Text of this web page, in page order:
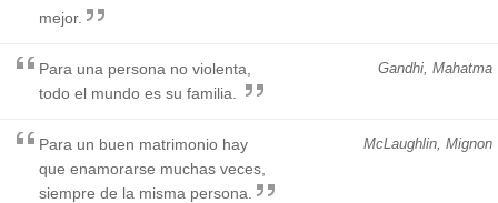
mejor.
Gandhi, Mahatma
Para una persona no violenta,
todo el mundo es su familia.
McLaughlin, Mignon
Para un buen matrimonio hay
que enamorarse muchas veces,
siempre de la misma persona.